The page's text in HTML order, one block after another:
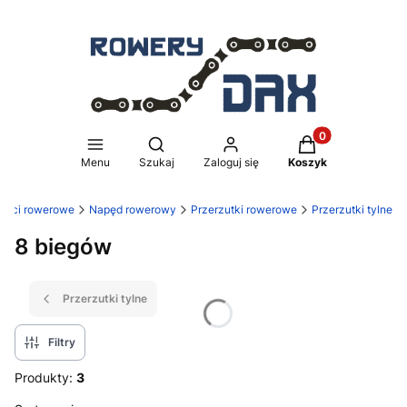
Menu
Otwórz wyszukiwarkę
Szukaj Zaloguj się
Produkty w
Koszyk
rowerowe Napęd rowerowy Przerzutki rowerowe Przerzutki tylne
8 biegów
Przerzutki tylne
Filtry
Produkty: 3